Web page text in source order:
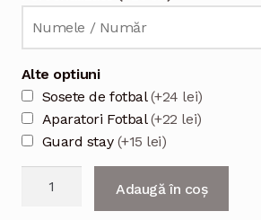
Alte optiuni
Sosete de fotbal(+24 lei)
Aparatori Fotbal(+22 lei)
Guard stay (+15 lei)
Adaugă în coș